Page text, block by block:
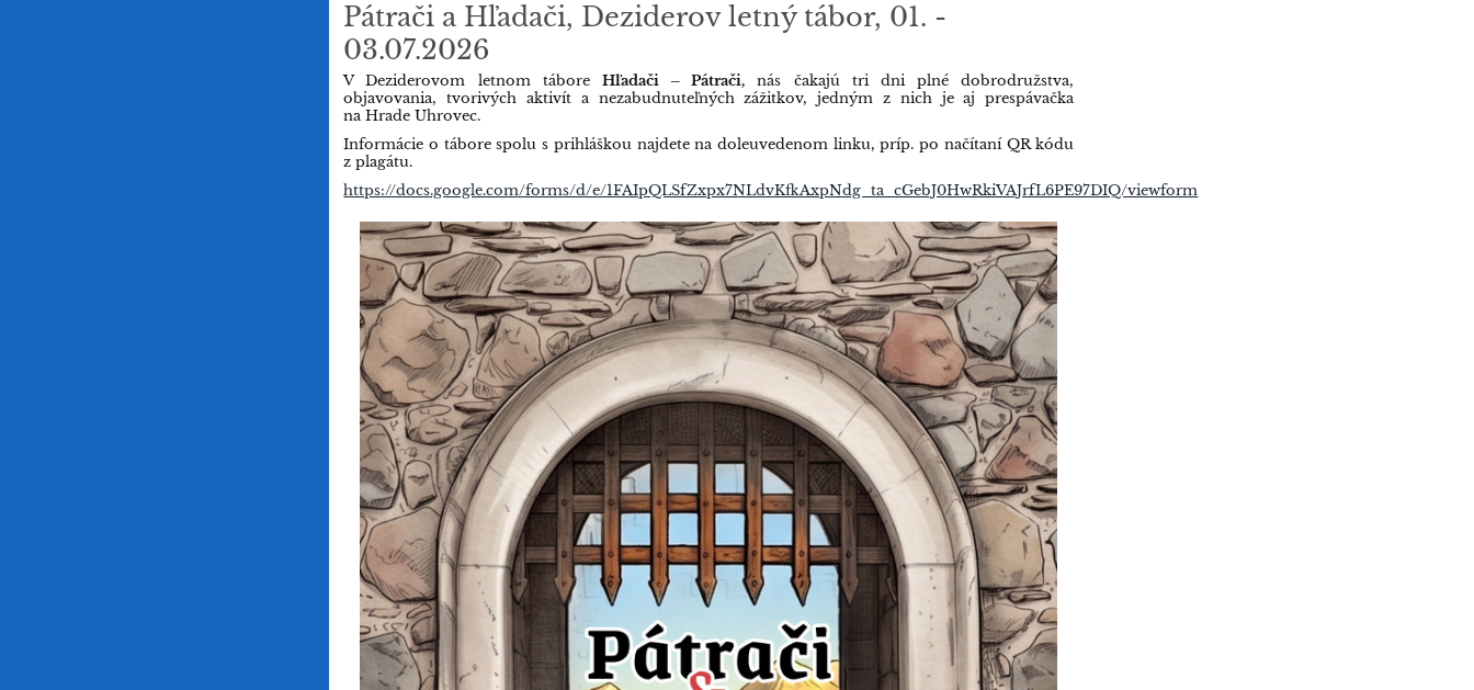
Pátrači a Hľadači, Deziderov letný tábor, 01. -
03.07.2026
V Deziderovom letnom tábore Hľadači – Pátrači, nás čakajú tri dni plné dobrodružstva,
objavovania, tvorivých aktivít a nezabudnuteľných zážitkov, jedným z nich je aj prespávačka
na Hrade Uhrovec.
Informácie o tábore spolu s prihláškou najdete na doleuvedenom linku, príp. po načítaní QR kódu
z plagátu.
https://docs.google.com/forms/d/e/1FAIpQLSfZxpx7NLdvKfkAxpNdg_ta_cGebJ0HwRkiVAJrfL6PE97DIQ/viewform